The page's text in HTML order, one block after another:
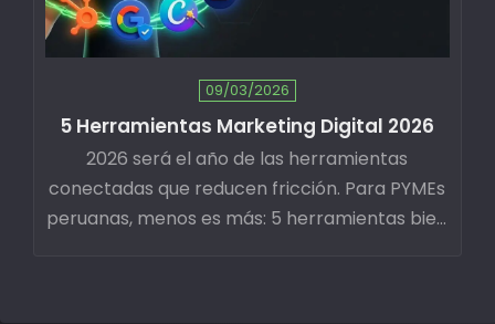
09/03/2026
5 Herramientas Marketing Digital 2026
2026 será el año de las herramientas
conectadas que reducen fricción. Para PYMEs
peruanas, menos es más: 5 herramientas bien